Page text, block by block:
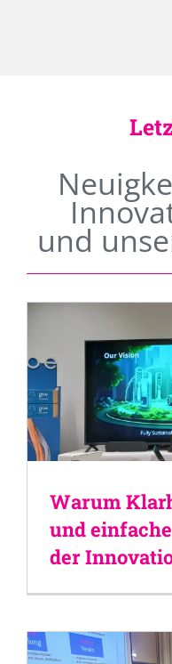
und
Warum
und
der